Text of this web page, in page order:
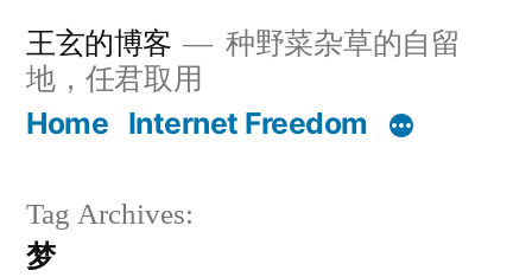
Skip
content
王玄的博客
种野菜杂草的自留
地，任君取用
Home Internet Freedom
Tag Archives:
梦